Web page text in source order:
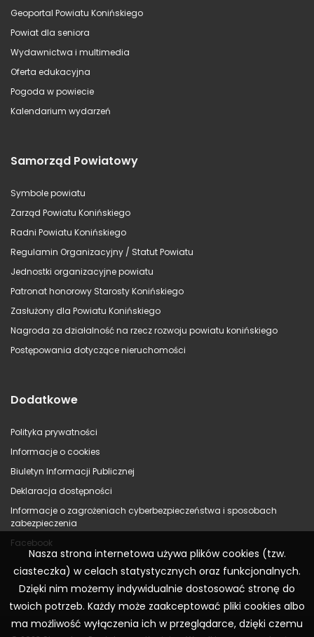
Geoportal Powiatu Konińskiego
Powiat dla seniora
Wydawnictwa i multimedia
Oferta edukacyjna
Pogoda w powiecie
Kalendarium wydarzeń
Samorząd Powiatowy
Symbole powiatu
Zarząd Powiatu Konińskiego
Radni Powiatu Konińskiego
Regulamin Organizacyjny / Statut Powiatu
Jednostki organizacyjne powiatu
Patronat honorowy Starosty Konińskiego
Zasłużony dla Powiatu Konińskiego
Nagroda za działalność na rzecz rozwoju powiatu konińskiego
Postępowania dotyczące nieruchomości
Dodatkowe
Polityka prywatności
Informacje o cookies
Biuletyn Informacji Publicznej
Deklaracja dostępności
Informacje o zagrożeniach cyberbezpieczeństwa i sposobach
zabezpieczenia
Facebook
Nasza strona internetowa używa plików cookies (tzw.
ciasteczka) w celach statystycznych oraz funkcjonalnych.
Dzięki nim możemy indywidualnie dostosować stronę do
twoich potrzeb. Każdy może zaakceptować pliki cookies albo
ma możliwość wyłączenia ich w przeglądarce, dzięki czemu